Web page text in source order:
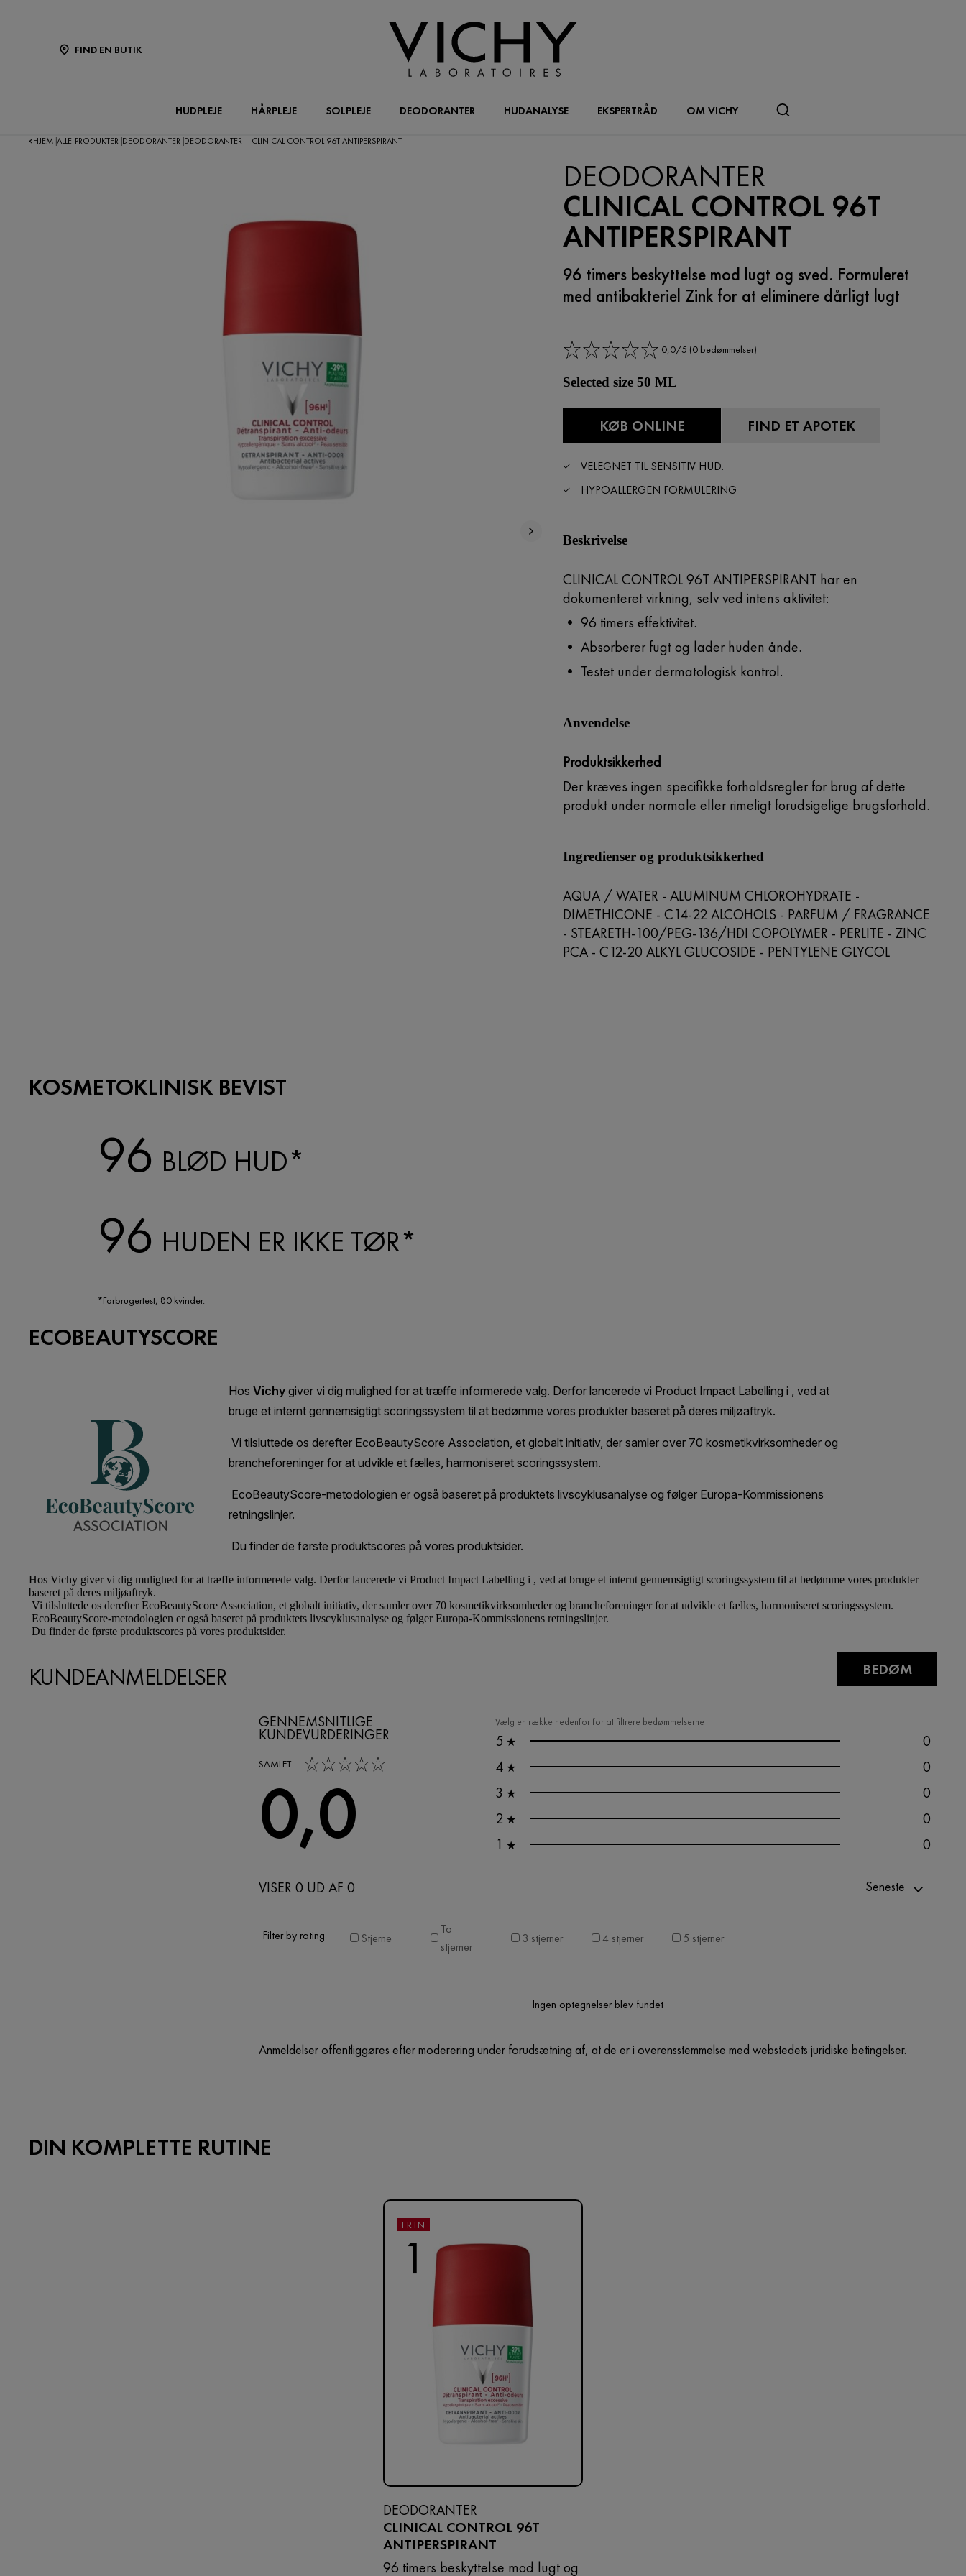
FIND EN BUTIK
HUDPLEJE HÅRPLEJE SOLPLEJE DEODORANTER HUDANALYSE EKSPERTRÅD OM VICHY
HJEM ALLE-PRODUKTER DEODORANTER DEODORANTER – CLINICAL CONTROL 96T ANTIPERSPIRANT
DEODORANTER
CLINICAL CONTROL 96T
ANTIPERSPIRANT
96 timers beskyttelse mod lugt og sved. Formuleret
med antibakteriel Zink for at eliminere dårligt lugt
0,0/5 (0 bedømmelser)
Selected size 50 ML
KØB ONLINE FIND ET APOTEK
VELEGNET TIL SENSITIV HUD.
HYPOALLERGEN FORMULERING
Beskrivelse
CLINICAL CONTROL 96T ANTIPERSPIRANT har en
dokumenteret virkning, selv ved intens aktivitet:
• 96 timers effektivitet.
• Absorberer fugt og lader huden ånde.
• Testet under dermatologisk kontrol.
Anvendelse
Produktsikkerhed
Der kræves ingen specifikke forholdsregler for brug af dette
produkt under normale eller rimeligt forudsigelige brugsforhold.
Ingredienser og produktsikkerhed
AQUA / WATER - ALUMINUM CHLOROHYDRATE -
DIMETHICONE - C14-22 ALCOHOLS - PARFUM / FRAGRANCE
- STEARETH-100/PEG-136/HDI COPOLYMER - PERLITE - ZINC
PCA - C12-20 ALKYL GLUCOSIDE - PENTYLENE GLYCOL
KOSMETOKLINISK BEVIST
96 BLØD HUD*
96 HUDEN ER IKKE TØR*
*Forbrugertest, 80 kvinder.
ECOBEAUTYSCORE
Hos Vichy giver vi dig mulighed for at træffe informerede valg. Derfor lancerede vi Product Impact Labelling i , ved at bruge et internt gennemsigtigt scoringssystem til at bedømme vores produkter
baseret på deres miljøaftryk.
Vi tilsluttede os derefter EcoBeautyScore Association, et globalt initiativ, der samler over 70 kosmetikvirksomheder og brancheforeninger for at udvikle et fælles, harmoniseret scoringssystem.
EcoBeautyScore-metodologien er også baseret på produktets livscyklusanalyse og følger Europa-Kommissionens retningslinjer.
Du finder de første produktscores på vores produktsider.
KUNDEANMELDELSER BEDØM
Vælg en række nedenfor for at filtrere bedømmelserne
5 ★
0
4 ★
0
3 ★
0
2 ★
0
1 ★ 0
GENNEMSNITLIGE
KUNDEVURDERINGER
SAMLET
0,0 out of 5 stars
0,0
VISER 0 UD AF 0 Seneste
Filter by rating Stjerne
To
stjerner
3 stjerner 4 stjerner 5 stjerner
Ingen optegnelser blev fundet
Anmeldelser offentliggøres efter moderering under forudsætning af, at de er i overensstemmelse med webstedets juridiske betingelser.
DIN KOMPLETTE RUTINE
TRIN
1
DEODORANTER
CLINICAL CONTROL 96T
ANTIPERSPIRANT
96 timers beskyttelse mod lugt og